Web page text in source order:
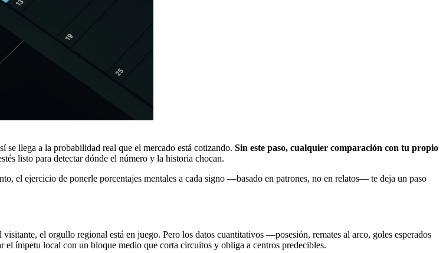
se llega a la probabilidad real que el mercado está cotizando. Sin este paso, cualquier comparación con tu propio
listo para detectar dónde el número y la historia chocan.
el ejercicio de ponerle porcentajes mentales a cada signo —basado en patrones, no en relatos— te deja un paso
el orgullo regional está en juego. Pero los datos cuantitativos —posesión, remates al arco, goles esperados
ímpetu local con un bloque medio que corta circuitos y obliga a centros predecibles.